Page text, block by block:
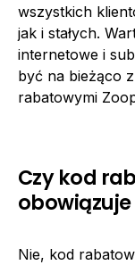
wszystkich
jak i stałych.
internetowe i
być na bieżąco
rabatowymi
Czy kod
Nie, kod